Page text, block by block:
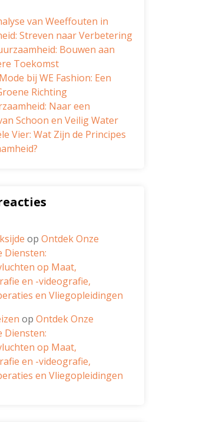
van Weeffouten in
Streven naar Verbetering
Bouwen aan
Toekomst
bij WE Fashion: Een
Richting
Naar een
Schoon en Veilig Water
Vier: Wat Zijn de Principes
op Ontdek Onze
Diensten:
op Maat,
en -videografie,
en Vliegopleidingen
op Ontdek Onze
Diensten:
op Maat,
en -videografie,
en Vliegopleidingen